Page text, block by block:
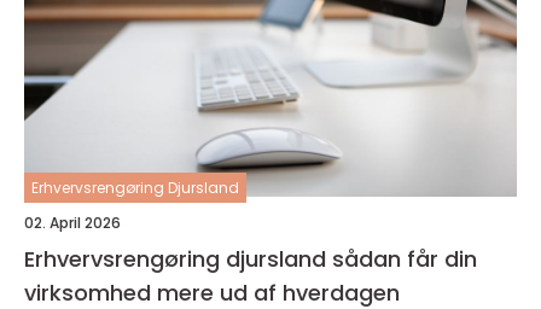
Erhvervsrengøring Djursland
02. April 2026
Erhvervsrengøring djursland sådan får din
virksomhed mere ud af hverdagen